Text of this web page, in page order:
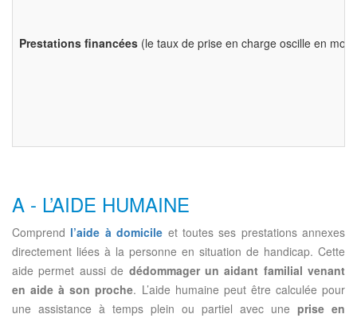
Prestations financées (le taux de prise en charge oscille en
A - L’AIDE HUMAINE
Comprend l’aide à domicile et toutes ses prestations annexes
directement liées à la personne en situation de handicap. Cette
aide permet aussi de dédommager un aidant familial venant
en aide à son proche. L’aide humaine peut être calculée pour
une assistance à temps plein ou partiel avec une prise en